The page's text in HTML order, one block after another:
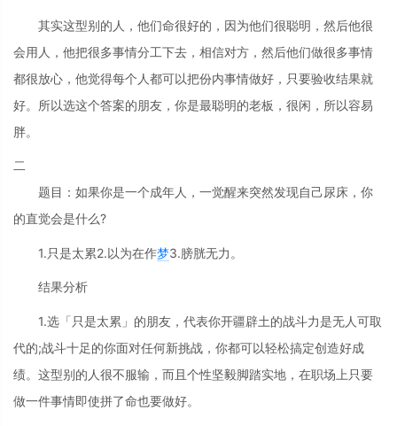
其实这型别的人，他们命很好的，因为他们很聪明，然后他很
会用人，他把很多事情分工下去，相信对方，然后他们做很多事情
都很放心，他觉得每个人都可以把份内事情做好，只要验收结果就
好。所以选这个答案的朋友，你是最聪明的老板，很闲，所以容易
胖。
二
题目：如果你是一个成年人，一觉醒来突然发现自己尿床，你
的直觉会是什么?
1.只是太累2.以为在作梦3.膀胱无力。
结果分析
1.选「只是太累」的朋友，代表你开疆辟土的战斗力是无人可取
代的;战斗十足的你面对任何新挑战，你都可以轻松搞定创造好成
绩。这型别的人很不服输，而且个性坚毅脚踏实地，在职场上只要
做一件事情即使拼了命也要做好。